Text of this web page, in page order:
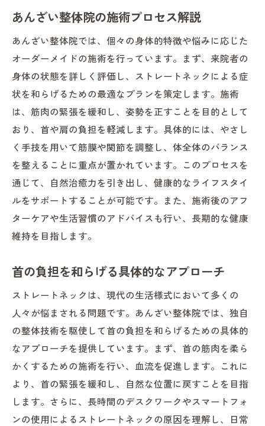
あんざい整体院の施術プロセス解説
あんざい整体院では、個々の身体的特徴や悩みに応じた
オーダーメイドの施術を行っています。まず、来院者の
身体の状態を詳しく評価し、ストレートネックによる症
状を和らげるための最適なプランを策定します。施術
は、筋肉の緊張を緩和し、姿勢を正すことを目的として
おり、首や肩の負担を軽減します。具体的には、やさし
く手技を用いて筋膜や関節を調整し、体全体のバランス
を整えることに重点が置かれています。このプロセスを
通じて、自然治癒力を引き出し、健康的なライフスタイ
ルをサポートすることが可能です。また、施術後のアフ
ターケアや生活習慣のアドバイスも行い、長期的な健康
維持を目指します。
首の負担を和らげる具体的なアプローチ
ストレートネックは、現代の生活様式において多くの
人々が悩まされる問題です。あんざい整体院では、独自
の整体技術を駆使して首の負担を和らげるための具体的
なアプローチを提供しています。まず、首の筋肉を柔ら
かくするための施術を行い、血流を促進します。これに
より、首の緊張を緩和し、自然な位置に戻すことを目指
します。さらに、長時間のデスクワークやスマートフォ
ンの使用によるストレートネックの原因を理解し、日常